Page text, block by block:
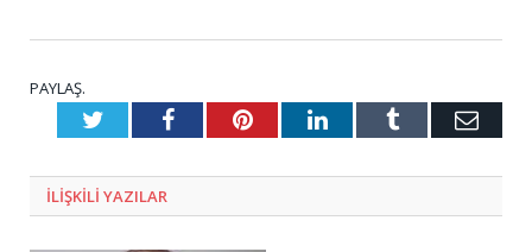
PAYLAŞ.
TwitterFacebookPinterestLinkedInTumblr E-
ILIŞKILI YAZILAR